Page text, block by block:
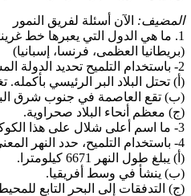
المضيف: الآن أسئلة لفريق النمور
1. ما هي الدول التي يعبرها خط
(بريطانيا العظمى، فرنسا، إسبانيا)
2- باستخدام التلميح تحديد الدولة المشار إليها:
(أ) تحتل البلاد البر الرئيسي
(ب) تقع العاصمة في جنوب شرق
(ج) معظم أنحاء البلاد صحراوية.
3- ما اسم أعلى شلال على هذا الكوكب؟ (ملاك)
4- باستخدام التلميح، حدد النهر المعني
(أ) يبلغ طول النهر 6671 كيلومترا.
(ب) ينشأ في وسط أفريقيا.
(ج) التدفقات إلى البحر التابع